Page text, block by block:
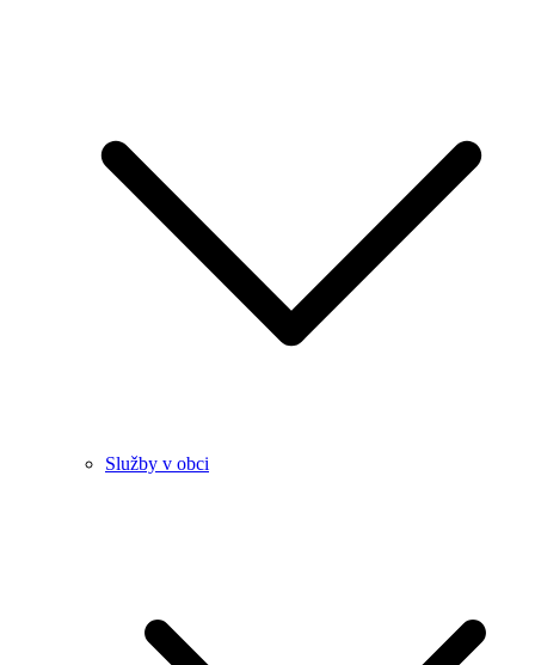
Služby v obci